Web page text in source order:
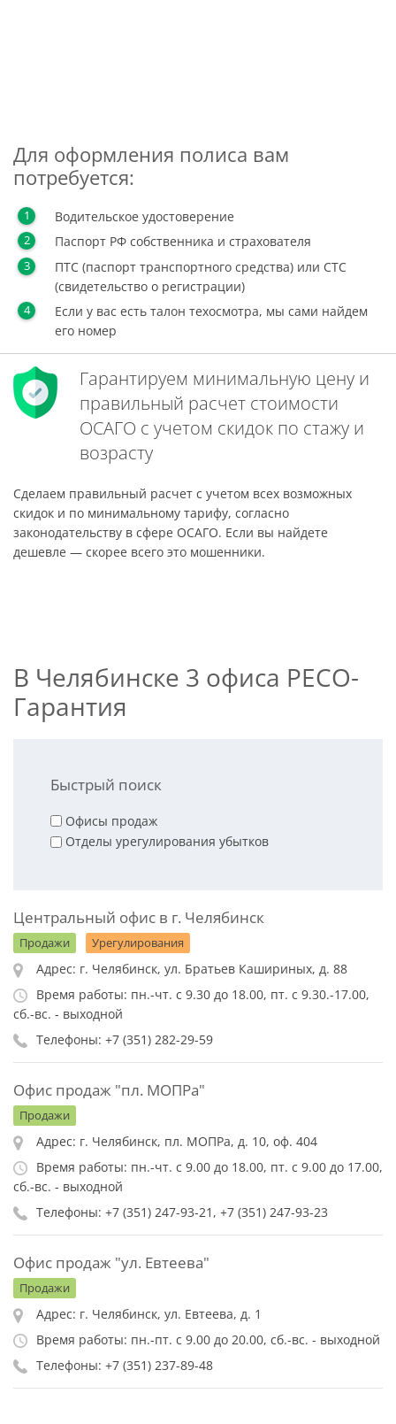
Для оформления полиса вам
потребуется:
Водительское удостоверение
Паспорт РФ собственника и страхователя
ПТС (паспорт транспортного средства) или СТС
(свидетельство о регистрации)
Если у вас есть талон техосмотра, мы сами найдем
его номер
Гарантируем минимальную цену и
правильный расчет стоимости
ОСАГО с учетом скидок по стажу и
возрасту
Сделаем правильный расчет с учетом всех возможных
скидок и по минимальному тарифу, согласно
законодательству в сфере ОСАГО. Если вы найдете
дешевле — скорее всего это мошенники.
В Челябинске 3 офиса РЕСО-
Гарантия
Быстрый поиск
Офисы продаж
Отделы урегулирования убытков
Центральный офис в г. Челябинск
Продажи Урегулирования
Адрес: г. Челябинск, ул. Братьев Кашириных, д. 88
Время работы: пн.-чт. с 9.30 до 18.00, пт. с 9.30.-17.00,
сб.-вс. - выходной
Телефоны: +7 (351) 282-29-59
Офис продаж "пл. МОПРа"
Продажи
Адрес: г. Челябинск, пл. МОПРа, д. 10, оф. 404
Время работы: пн.-чт. с 9.00 до 18.00, пт. с 9.00 до 17.00,
сб.-вс. - выходной
Телефоны: +7 (351) 247-93-21, +7 (351) 247-93-23
Офис продаж "ул. Евтеева"
Продажи
Адрес: г. Челябинск, ул. Евтеева, д. 1
Время работы: пн.-пт. с 9.00 до 20.00, сб.-вс. - выходной
Телефоны: +7 (351) 237-89-48